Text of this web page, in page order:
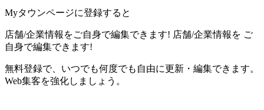
Myタウンページに登録すると
店舗/企業情報をご自身で編集できます! 店舗/企業情報を ご
自身で編集できます!
無料登録で、いつでも何度でも自由に更新・編集できます。
Web集客を強化しましょう。